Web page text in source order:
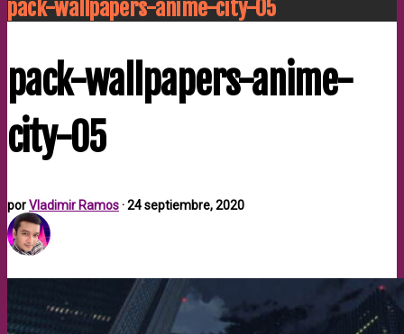
pack-wallpapers-anime-city-05
pack-wallpapers-anime-
city-05
porVladimir Ramos·24 septiembre, 2020